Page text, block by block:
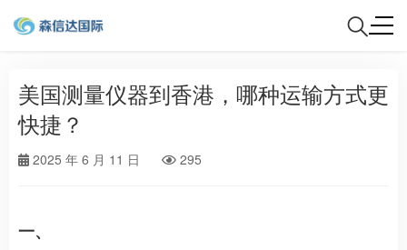
美国测量仪器到香港，哪种运输方式更
快捷？
2025 年 6 月 11 日 295
一、